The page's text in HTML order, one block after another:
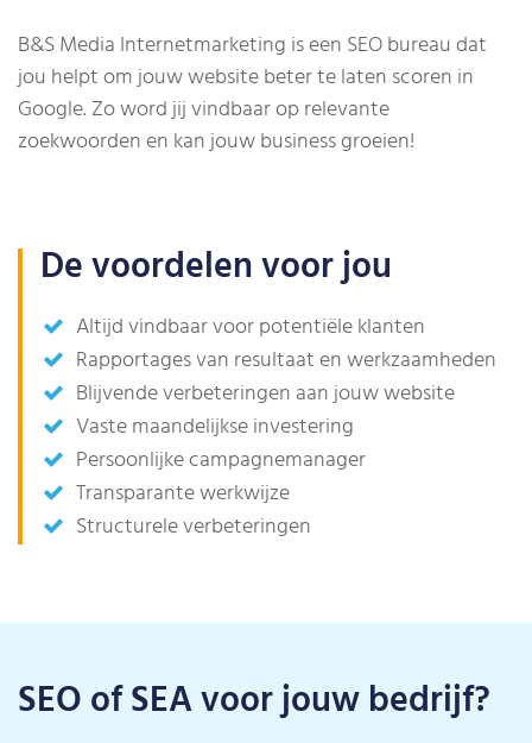
B&S Media Internetmarketing is een SEO bureau dat
jou helpt om jouw website beter te laten scoren in
Google. Zo word jij vindbaar op relevante
zoekwoorden en kan jouw business groeien!
De voordelen voor jou
Altijd vindbaar voor potentiële klanten
Rapportages van resultaat en werkzaamheden
Blijvende verbeteringen aan jouw website
Vaste maandelijkse investering
Persoonlijke campagnemanager
Transparante werkwijze
Structurele verbeteringen
SEO of SEA voor jouw bedrijf?